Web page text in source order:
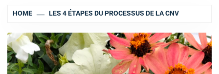
HOME LES 4 ÉTAPES DU PROCESSUS DE LA CNV